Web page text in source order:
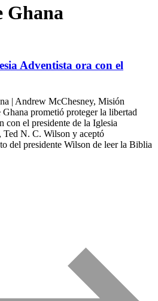
Ghana
Adventista ora con el
| Andrew McChesney, Misión
prometió proteger la libertad
con el presidente de la Iglesia
N. C. Wilson y aceptó
del presidente Wilson de leer la Biblia